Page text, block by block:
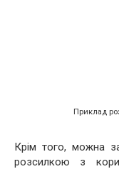
Приклад
Крім того, можна
розсилкою з